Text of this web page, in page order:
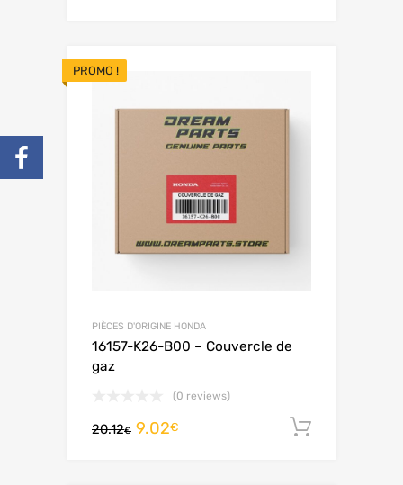
PROMO !
PIÈCES D'ORIGINE HONDA
16157-K26-B00 – Couvercle de
gaz
(0 reviews)
20.12€ 9.02€